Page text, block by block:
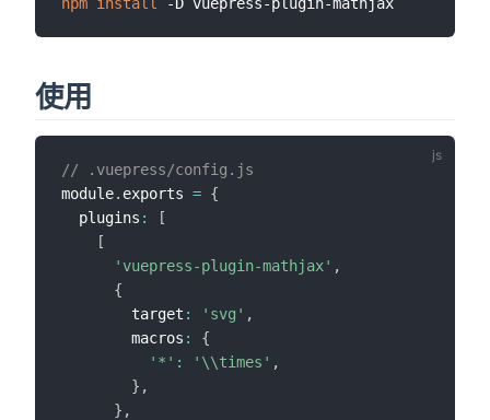
使用
// .vuepress/config.js
module. exports = {
  plugins
:
[
[
'vuepress-plugin-mathjax' ,
{
        target
: 'svg' ,
        macros
:
{
'*' : '\\times' ,
} ,
} ,